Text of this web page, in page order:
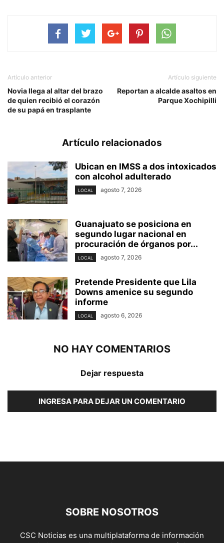
Artículo anterior
Novia llega al altar del brazo
de quien recibió el corazón
de su papá en trasplante
Artículo siguiente
Reportan a alcalde asaltos en
Parque Xochipilli
Artículo relacionados
Ubican en IMSS a dos intoxicados
con alcohol adulterado
LOCAL agosto 7, 2026
Guanajuato se posiciona en
segundo lugar nacional en
procuración de órganos por...
LOCAL agosto 7, 2026
Pretende Presidente que Lila
Downs amenice su segundo
informe
LOCAL agosto 6, 2026
NO HAY COMENTARIOS
Dejar respuesta
INGRESA PARA DEJAR UN COMENTARIO
SOBRE NOSOTROS
CSC Noticias es una multiplataforma de información